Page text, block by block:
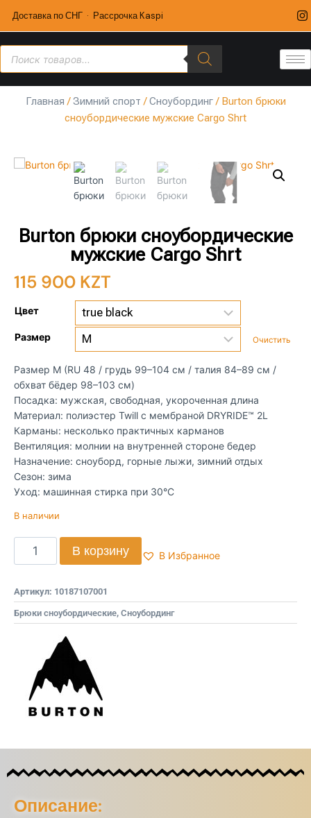
Доставка по СНГ · Рассрочка Kaspi
Главная /Зимний спорт /Сноубординг/ Burton брюки
сноубордические мужские Cargo Shrt
Burton брюки сноубордические
мужские Cargo Shrt
115 900 KZT
Цвет
Размер Очистить
Размер M (RU 48 / грудь 99–104 см / талия 84–89 см /
обхват бёдер 98–103 см)
Посадка: мужская, свободная, укороченная длина
Материал: полиэстер Twill с мембраной DRYRIDE™ 2L
Карманы: несколько практичных карманов
Вентиляция: молнии на внутренней стороне бедер
Назначение: сноуборд, горные лыжи, зимний отдых
Сезон: зима
Уход: машинная стирка при 30°C
В наличии
В корзину В Избранное
Артикул: 10187107001
Брюки сноубордические, Сноубординг
Описание: